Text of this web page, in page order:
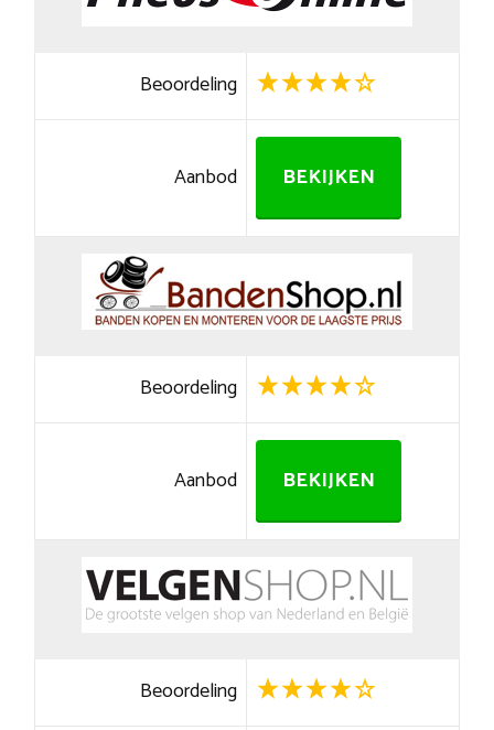
Beoordeling
Aanbod BEKIJKEN
Beoordeling
Aanbod BEKIJKEN
Beoordeling